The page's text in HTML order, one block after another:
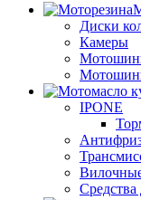
Диски
Камеры
IPONE
Средства